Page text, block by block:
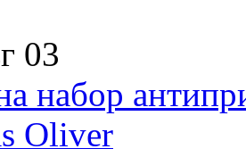
03
набор
Oliver